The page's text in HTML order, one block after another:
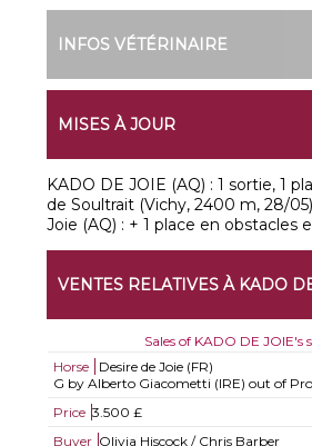
INFOS VÉTÉRINAIRE
MISES À JOUR
KADO DE JOIE (AQ) : 1 sortie, 1
de Soultrait (Vichy, 2400 m,
Joie (AQ) : + 1 place en obstacles
VENTES RELATIVES À KADO
Sales of KADO DE JOIE's
Horse
Desire de Joie (FR)
G by Alberto Giacometti (IRE) out of
Price 3.500 £
Buyer Olivia Hiscock / Chris Barber